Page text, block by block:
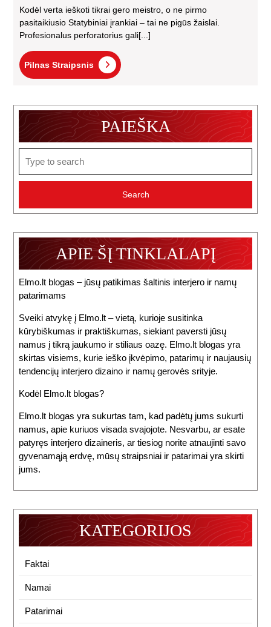
Kodėl verta ieškoti tikrai gero meistro, o ne pirmo
pasitaikiusio Statybiniai įrankiai – tai ne pigūs žaislai.
Profesionalus perforatorius gali[...]
Pilnas Straipsnis
Pilnas
Straipsnis
PAIEŠKA
for:
APIE ŠĮ TINKLALAPĮ
Elmo.lt blogas – jūsų patikimas šaltinis interjero ir namų
patarimams
Sveiki atvykę į Elmo.lt – vietą, kurioje susitinka
kūrybiškumas ir praktiškumas, siekiant paversti jūsų
namus į tikrą jaukumo ir stiliaus oazę. Elmo.lt blogas yra
skirtas visiems, kurie ieško įkvėpimo, patarimų ir naujausių
tendencijų interjero dizaino ir namų gerovės srityje.
Kodėl Elmo.lt blogas?
Elmo.lt blogas yra sukurtas tam, kad padėtų jums sukurti
namus, apie kuriuos visada svajojote. Nesvarbu, ar esate
patyręs interjero dizaineris, ar tiesiog norite atnaujinti savo
gyvenamąją erdvę, mūsų straipsniai ir patarimai yra skirti
jums.
KATEGORIJOS
Faktai
Namai
Patarimai